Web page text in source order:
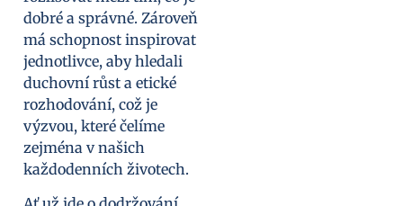
dobré a správné. Zároveň
má schopnost inspirovat
jednotlivce, aby hledali
duchovní růst a etické
rozhodování, což je
výzvou, které čelíme
zejména v našich
každodenních životech.